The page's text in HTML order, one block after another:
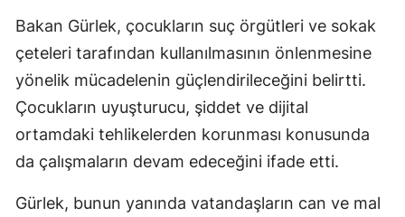
Bakan Gürlek, çocukların suç örgütleri ve sokak
çeteleri tarafından kullanılmasının önlenmesine
yönelik mücadelenin güçlendirileceğini belirtti.
Çocukların uyuşturucu, şiddet ve dijital
ortamdaki tehlikelerden korunması konusunda
da çalışmaların devam edeceğini ifade etti.
Gürlek, bunun yanında vatandaşların can ve mal